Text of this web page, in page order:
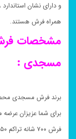
و دارای نشان
همراه فرش هستند.
مشخصات
مسجدی :
برند فرش مسجدی
برای شما عزیزان عرضه
فرش ۷۰۰ شانه تراکم ۲۵۵۰